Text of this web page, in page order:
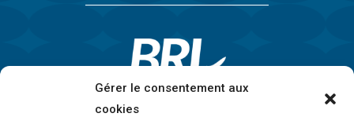
Gérer le consentement aux
cookies